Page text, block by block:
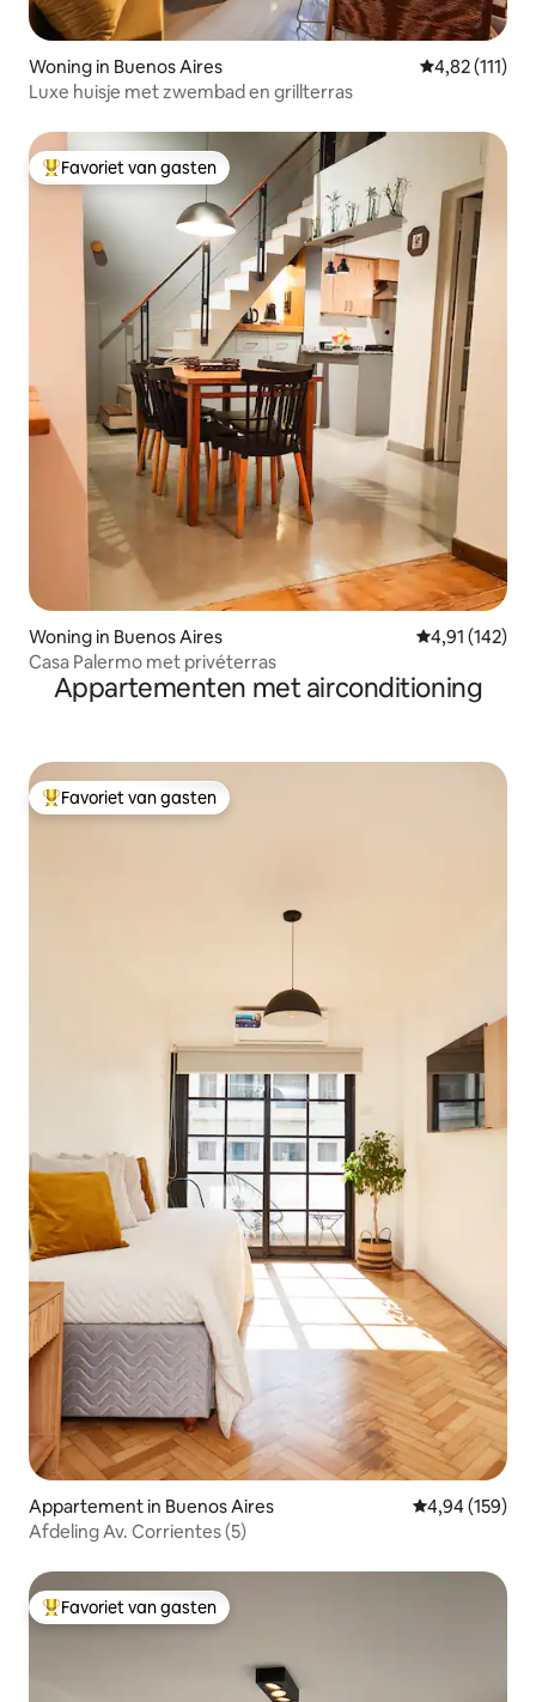
Woning in Buenos Aires Gemiddelde
4,82 (111)
Luxe huisje met zwembad en grillterras
Topfavoriet van gasten
Favoriet van gasten
Woning in Buenos Aires Gemiddelde
4,91 (142)
Casa Palermo met privéterras
Appartementen met airconditioning
Topfavoriet van gasten
Favoriet van gasten
Appartement in Buenos Aires Gemiddelde
4,94 (159)
Afdeling Av. Corrientes (5)
Topfavoriet van gasten
Favoriet van gasten